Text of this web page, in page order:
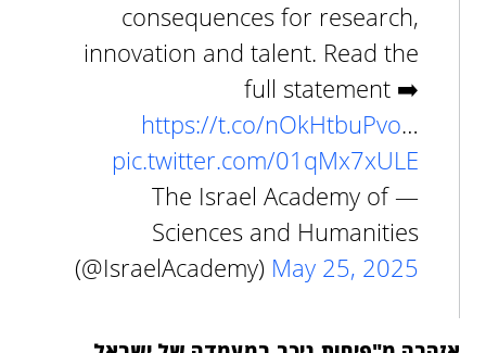
consequences for research,
innovation and talent. Read the
full statement ➡️
https://t.co/nOkHtbuPvo…
pic.twitter.com/01qMx7xULE
— The Israel Academy of
Sciences and Humanities
(@IsraelAcademy) May 25, 2025